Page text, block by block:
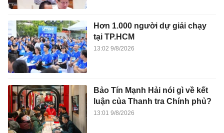
Hơn 1.000 người dự giải chạy
tại TP.HCM
13:02 9/8/2026
Bảo Tín Mạnh Hải nói gì về kết
luận của Thanh tra Chính phủ?
13:01 9/8/2026